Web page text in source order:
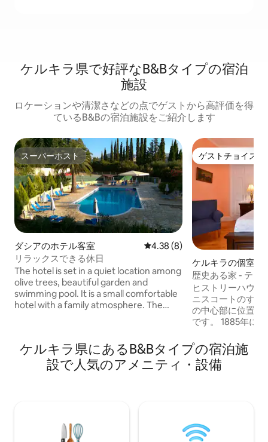
ケルキラ県で好評なB&Bタイプの宿泊
施設
ロケーションや清潔さなどの点でゲストから高評価を得
ているB&Bの宿泊施設をご紹介します
スーパーホスト
スーパーホスト
ダシアのホテル客室 レビュー8件、5つ星中4.38つ
4.38 (8)
リラックスできる休日
The hotel is set in a quiet location among
olive trees, beautiful garden and
swimming pool. It is a small comfortable
hotel with a family atmosphere. The
balcony, iron, WiFi Possibility to add
breakfast , lunch or dinner to your stay.
Parking space. Just 300 m from the sea
ゲストチョイス
ゲストチョイス
ケルキラの個室
歴史ある家 - テニ
ヒストリーハウ
ニスコートのすぐ
の中心部に位置す
です。 1885年に
オフィスとして建
史的な家には、
半の旅行者が宿
ムがあります。
ケルキラ県にあるB&Bタイプの宿泊施
設で人気のアメニティ・設備